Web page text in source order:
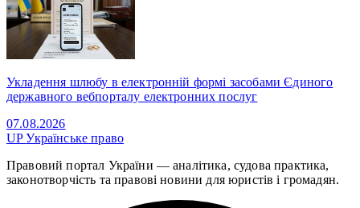
Укладення шлюбу в електронній формі засобами Єдиного
державного вебпорталу електронних послуг
07.08.2026
UPУкраїнське право
Правовий портал України — аналітика, судова практика,
законотворчість та правові новини для юристів і громадян.